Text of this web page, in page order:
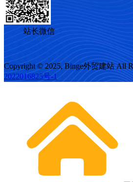
站长微信
Copyright © 2025, Binge外贸建站 All
2022016825号-1